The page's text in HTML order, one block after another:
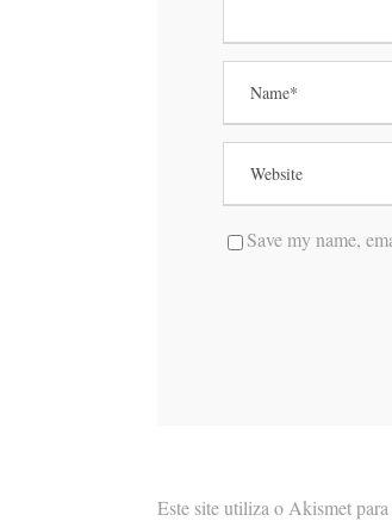
Save my name,
Este site utiliza o Akismet